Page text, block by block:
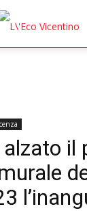
il